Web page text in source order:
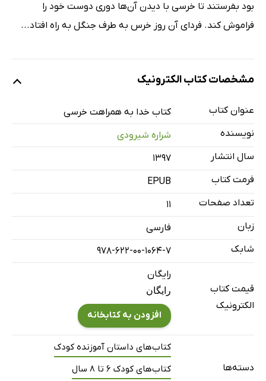
بود بفرستند تا خرسی با دیدن آن‌ها دوری دوست خود را
فراموش کند. فردای آن روز خرس به طرف جنگل به راه افتاد...
مشخصات کتاب الکترونیک
عنوان کتاب
کتاب خدا به همراهت خرسی
نویسنده
شراره شیرودی
سال انتشار
۱۳۹۷
فرمت کتاب
EPUB
تعداد صفحات
11
زبان
فارسی
شابک
978-622-00-1064-7
قیمت کتاب
الکترونیک
رایگان
رایگان
افزودن به کتابخانه
دسته‌ها
کتاب‌های داستان آموزنده کودک
کتاب‌های کودک 6 تا 8 سال